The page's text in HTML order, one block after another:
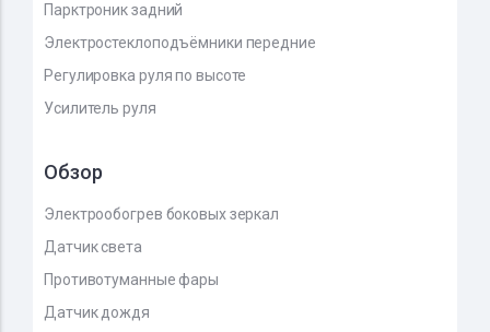
Парктроник задний
Электростеклоподъёмники передние
Регулировка руля по высоте
Усилитель руля
Обзор
Электрообогрев боковых зеркал
Датчик света
Противотуманные фары
Датчик дождя